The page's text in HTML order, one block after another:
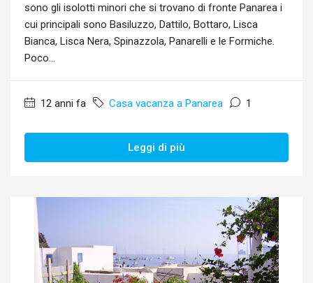
sono gli isolotti minori che si trovano di fronte Panarea i
cui principali sono Basiluzzo, Dattilo, Bottaro, Lisca
Bianca, Lisca Nera, Spinazzola, Panarelli e le Formiche.
Poco...
12 anni fa Casa vacanza a Panarea 1
Leggi di più